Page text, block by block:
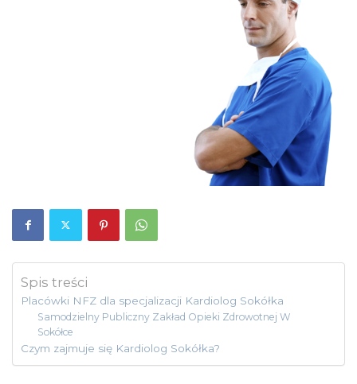
Spis treści
Placówki NFZ dla specjalizacji Kardiolog Sokółka
Samodzielny Publiczny Zakład Opieki Zdrowotnej W
Sokółce
Czym zajmuje się Kardiolog Sokółka?